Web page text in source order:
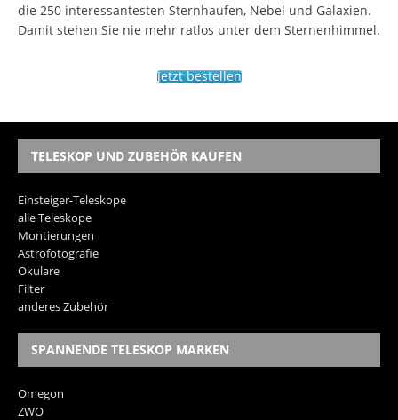
die 250 interessantesten Sternhaufen, Nebel und Galaxien.
Damit stehen Sie nie mehr ratlos unter dem Sternenhimmel.
Jetzt bestellen
TELESKOP UND ZUBEHÖR KAUFEN
Einsteiger-Teleskope
alle Teleskope
Montierungen
Astrofotografie
Okulare
Filter
anderes Zubehör
SPANNENDE TELESKOP MARKEN
Omegon
ZWO